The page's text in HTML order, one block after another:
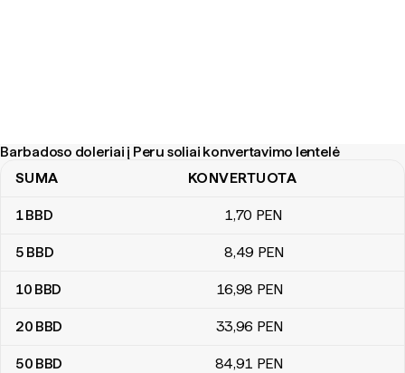
Barbadoso doleriai į Peru soliai konvertavimo lentelė
Barbadoso doleriai į Peru soliai konvertavimo lentelė
SUMA KONVERTUOTA
1BBD 1,70 PEN
5 BBD 8,49 PEN
10 BBD 16,98 PEN
20 BBD 33,96 PEN
50 BBD 84,91 PEN